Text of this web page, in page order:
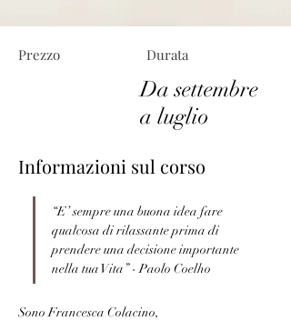
Prezzo Durata
Da settembre
a luglio
Informazioni sul corso
“E’ sempre una buona idea fare
qualcosa di rilassante prima di
prendere una decisione importante
nella tua Vita” - Paolo Coelho
Sono Francesca Colacino,